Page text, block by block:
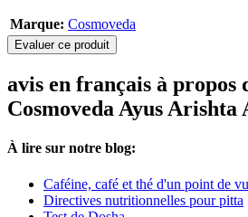
Marque: Cosmoveda
Evaluer ce produit
avis en français à propos
Cosmoveda Ayus Arishta
À lire sur notre blog:
Caféine, café et thé d'un point de
Directives nutritionnelles pour pitta